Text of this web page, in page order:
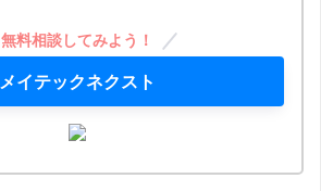
無料相談してみよう！
メイテックネクスト